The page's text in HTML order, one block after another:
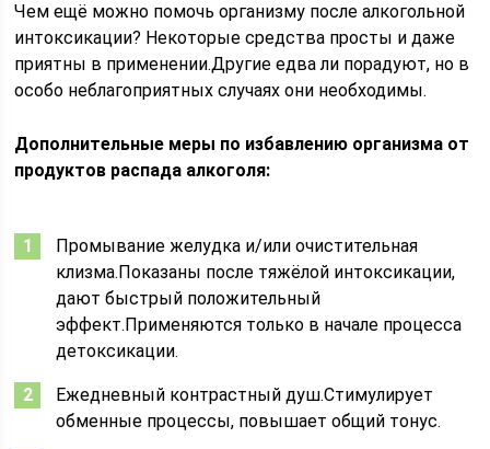
Чем ещё можно помочь организму после алкогольной
интоксикации? Некоторые средства просты и даже
приятны в применении.Другиеедва ли порадуют, но в
особо неблагоприятных случаях они необходимы.
Дополнительные меры по избавлению организма от
продуктов распада алкоголя:
Промывание желудка и/или очистительная
клизма.Показаны после тяжёлой интоксикации,
дают быстрый положительный
эффект.Применяются только в начале процесса
детоксикации.
Ежедневный контрастный душ.Стимулирует
обменные процессы, повышает общий тонус.